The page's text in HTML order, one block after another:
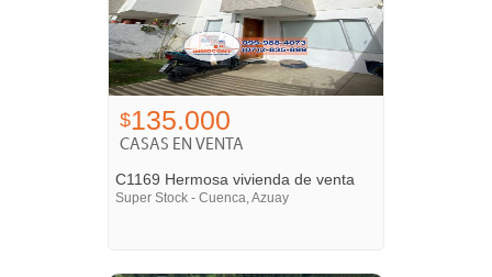
$135.000
CASAS EN VENTA
C1169 Hermosa vivienda de venta
Super Stock - Cuenca, Azuay